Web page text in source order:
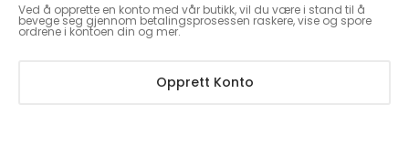
Ved å opprette en konto med vår butikk, vil du være i stand til å
bevege seg gjennom betalingsprosessen raskere, vise og spore
ordrene i kontoen din og mer.
Opprett Konto